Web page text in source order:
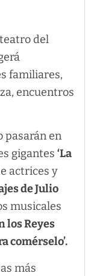
del
familiares,
encuentros
pasarán en
gigantes ‘La
actrices y
de Julio
musicales
los Reyes
comérselo’.
más